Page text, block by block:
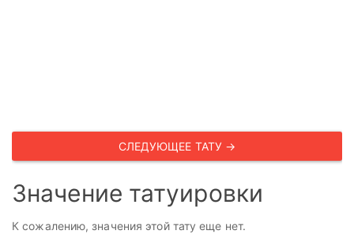
СЛЕДУЮЩЕЕ ТАТУ →
Значение татуировки
К сожалению, значения этой тату еще нет.